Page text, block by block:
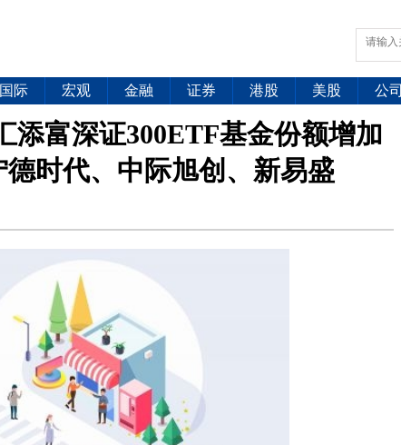
国际 宏观 金融 证券 港股 美股 公司
添富深证300ETF基金份额增加
德时代、中际旭创、新易盛